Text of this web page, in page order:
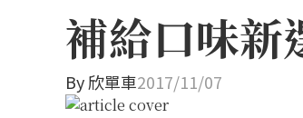
補給口味新
By欣單車2017/11/07